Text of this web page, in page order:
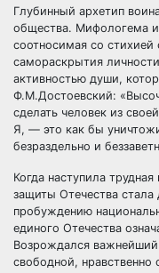
Глубинный архетип
общества. Мифологема
соотносимая со
самораскрытия
активностью души,
Ф.М.Достоевский:
сделать человек из
Я, — это как бы
безраздельно и
Когда наступила
защиты Отечества
пробуждению
единого Отечества
Возрождался
свободной, нравственно